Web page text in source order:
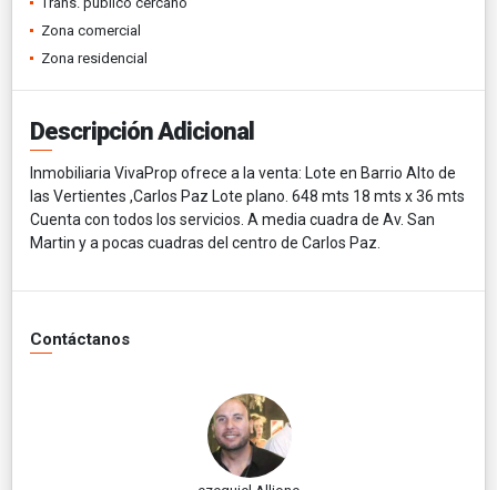
Zona comercial
Zona residencial
Descripción Adicional
Inmobiliaria VivaProp ofrece a la venta: Lote en Barrio Alto de
las Vertientes ,Carlos Paz Lote plano. 648 mts 18 mts x 36 mts
Cuenta con todos los servicios. A media cuadra de Av. San
Martin y a pocas cuadras del centro de Carlos Paz.
Contáctanos